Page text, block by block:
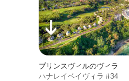
プリンスヴィルのヴィラ
ハナレイベイヴィラ #34